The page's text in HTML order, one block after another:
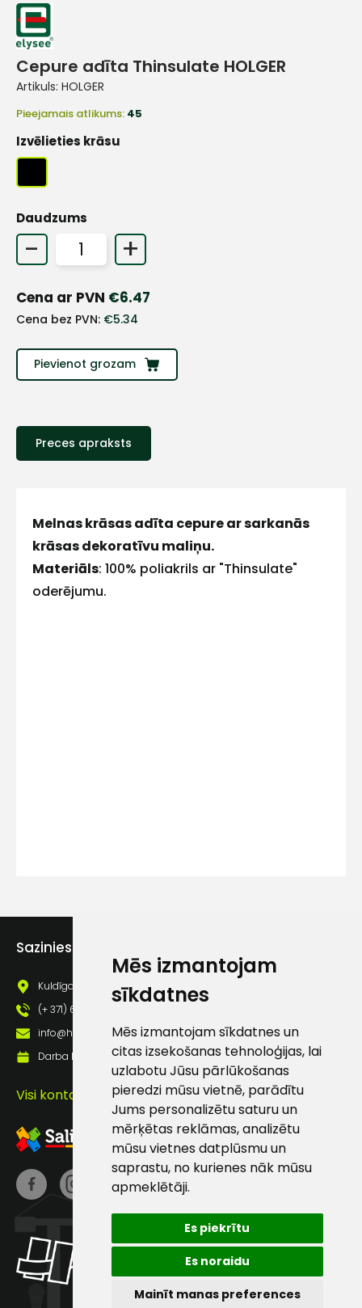
Mēs izmantojam
sīkdatnes
Mēs izmantojam sīkdatnes un
citas izsekošanas tehnoloģijas, lai
uzlabotu Jūsu pārlūkošanas
pieredzi mūsu vietnē, parādītu
Jums personalizētu saturu un
mērķētas reklāmas, analizētu
mūsu vietnes datplūsmu un
saprastu, no kurienes nāk mūsu
apmeklētāji.
Es piekrītu
Es noraidu
Mainīt manas preferences
Cepure adīta Thinsulate HOLGER
Artikuls: HOLGER
Pieejamais atlikums: 45
Izvēlieties krāsu
Daudzums
- +
Cena ar PVN €6.47
Cena bez PVN: €5.34
Pievienot grozam
Preces apraksts
Melnas krāsas adīta cepure ar sarkanās
krāsas dekoratīvu maliņu.
Materiāls: 100% poliakrils ar "Thinsulate"
oderējumu.
Sazinies ar mums
Kuldīgas iela 69a, Saldus, Saldus nov., LV - 3801
(+ 371) 63 881 186
info@hards.lv
Darba laiks: Darbadienās: 8:00 - 17:00
Visi kontakti
E-pasts
pastā
Klientu
atbalsts
Darbdienās:
8:00 – 17:00
186
info@hards.lv
+